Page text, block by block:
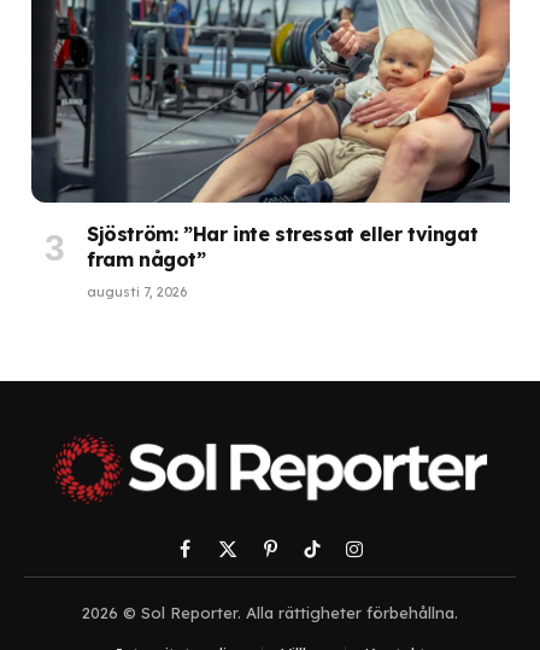
Sjöström: ”Har inte stressat eller tvingat
fram något”
augusti 7, 2026
Facebook
X
(Twitter)
PinterestTikTokInstagram
2026 © Sol Reporter. Alla rättigheter förbehållna.